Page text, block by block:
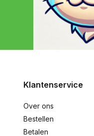
Klantenservice
Over ons
Bestellen
Betalen